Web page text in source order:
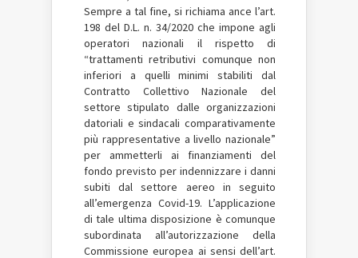
Sempre a tal fine, si richiama ance l’art.
198 del D.L. n. 34/2020 che impone agli
operatori nazionali il rispetto di
“trattamenti retributivi comunque non
inferiori a quelli minimi stabiliti dal
Contratto Collettivo Nazionale del
settore stipulato dalle organizzazioni
datoriali e sindacali comparativamente
più rappresentative a livello nazionale”
per ammetterli ai finanziamenti del
fondo previsto per indennizzare i danni
subiti dal settore aereo in seguito
all’emergenza Covid-19. L’applicazione
di tale ultima disposizione è comunque
subordinata all’autorizzazione della
Commissione europea ai sensi dell’art.